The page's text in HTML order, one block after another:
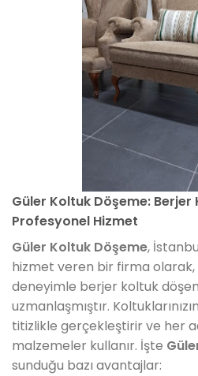
Güler Koltuk Döşeme:
Profesyonel Hizmet
Güler Koltuk Döşeme,
hizmet veren bir firma olarak,
deneyimle berjer koltuk
uzmanlaşmıştır.
titizlikle gerçekleştirir ve her
malzemeler kullanır. İşte
sunduğu bazı avantajlar: